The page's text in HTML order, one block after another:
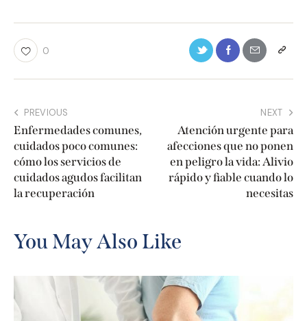
0
PREVIOUS
Enfermedades comunes,
cuidados poco comunes:
cómo los servicios de
cuidados agudos facilitan
la recuperación
NEXT
Atención urgente para
afecciones que no ponen
en peligro la vida: Alivio
rápido y fiable cuando lo
necesitas
You May Also Like